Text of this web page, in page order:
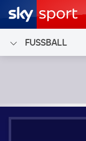
FUSSBALL